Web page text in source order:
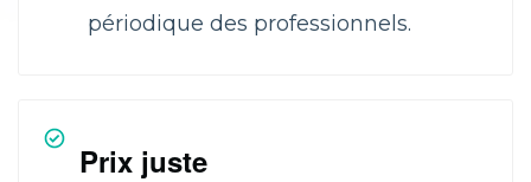
périodique des professionnels.
Prix juste